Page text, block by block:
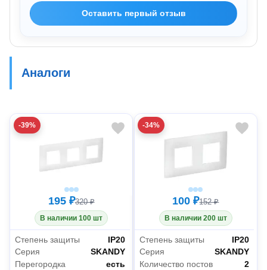
Оставить первый отзыв
Аналоги
-39%
195 ₽320 ₽
В наличии 100 шт
Степень защиты
IP20
Серия
SKANDY
Перегородка
есть
-34%
100 ₽152 ₽
В наличии 200 шт
Степень защиты
IP20
Серия
SKANDY
Количество постов
2